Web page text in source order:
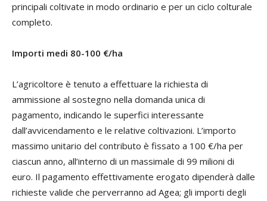
principali coltivate in modo ordinario e per un ciclo colturale
completo.
Importi medi 80-100 €/ha
L’agricoltore è tenuto a effettuare la richiesta di
ammissione al sostegno nella domanda unica di
pagamento, indicando le superfici interessante
dall’avvicendamento e le relative coltivazioni. L’importo
massimo unitario del contributo è fissato a 100 €/ha per
ciascun anno, all’interno di un massimale di 99 milioni di
euro. Il pagamento effettivamente erogato dipenderà dalle
richieste valide che perverranno ad Agea; gli importi degli